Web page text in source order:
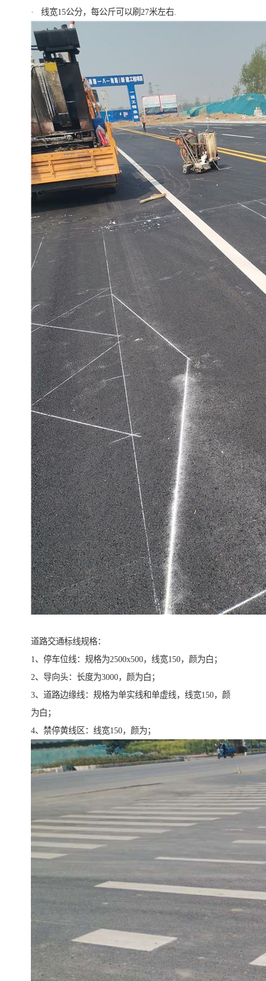
· 线宽15公分，每公斤可以刷27米左右.
道路交通标线规格：
1、停车位线：规格为2500x500，线宽150，颜为白；
2、导向头：长度为3000，颜为白；
3、道路边缘线：规格为单实线和单虚线，线宽150，颜
为白；
4、禁停黄线区：线宽150，颜为；